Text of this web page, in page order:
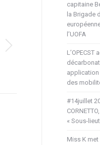
capitaine
la Brigade
l’UOFA
application
des
#14juillet
« Sous-
Miss K